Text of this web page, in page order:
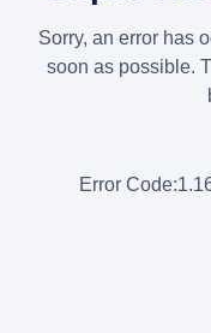
Sorry, an error has
soon as possible.
Error